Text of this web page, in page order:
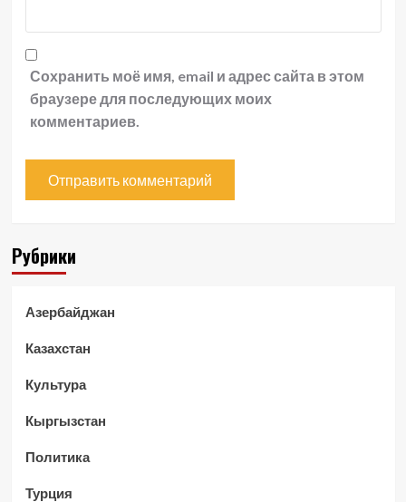
Сохранить моё имя, email и адрес сайта в этом
браузере для последующих моих
комментариев.
Рубрики
Азербайджан
Казахстан
Культура
Кыргызстан
Политика
Турция